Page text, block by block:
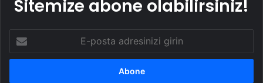
Sitemize abone olabilirsiniz!
posta
adresinizi